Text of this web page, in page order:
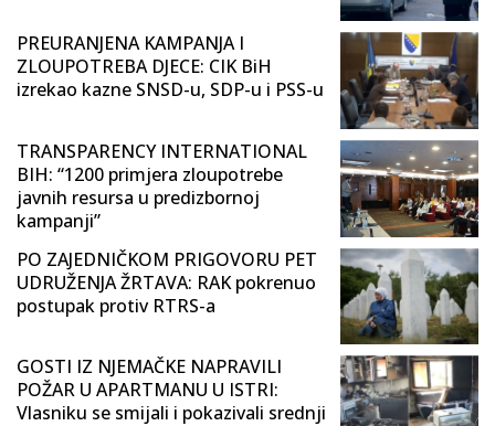
PREURANJENA KAMPANJA I
ZLOUPOTREBA DJECE: CIK BiH
izrekao kazne SNSD-u, SDP-u i PSS-u
TRANSPARENCY INTERNATIONAL
BIH: “1200 primjera zloupotrebe
javnih resursa u predizbornoj
kampanji”
PO ZAJEDNIČKOM PRIGOVORU PET
UDRUŽENJA ŽRTAVA: RAK pokrenuo
postupak protiv RTRS-a
GOSTI IZ NJEMAČKE NAPRAVILI
POŽAR U APARTMANU U ISTRI:
Vlasniku se smijali i pokazivali srednji